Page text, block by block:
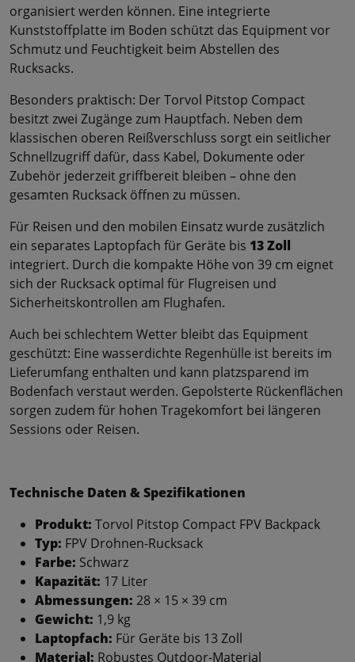
organisiert werden können. Eine integrierte
Kunststoffplatte im Boden schützt das Equipment vor
Schmutz und Feuchtigkeit beim Abstellen des
Rucksacks.
Besonders praktisch: Der Torvol Pitstop Compact
besitzt zwei Zugänge zum Hauptfach. Neben dem
klassischen oberen Reißverschluss sorgt ein seitlicher
Schnellzugriff dafür, dass Kabel, Dokumente oder
Zubehör jederzeit griffbereit bleiben – ohne den
gesamten Rucksack öffnen zu müssen.
Für Reisen und den mobilen Einsatz wurde zusätzlich
ein separates Laptopfach für Geräte bis 13 Zoll
integriert. Durch die kompakte Höhe von 39 cm eignet
sich der Rucksack optimal für Flugreisen und
Sicherheitskontrollen am Flughafen.
Auch bei schlechtem Wetter bleibt das Equipment
geschützt: Eine wasserdichte Regenhülle ist bereits im
Lieferumfang enthalten und kann platzsparend im
Bodenfach verstaut werden. Gepolsterte Rückenflächen
sorgen zudem für hohen Tragekomfort bei längeren
Sessions oder Reisen.
Technische Daten & Spezifikationen
Produkt: Torvol Pitstop Compact FPV Backpack
Typ: FPV Drohnen-Rucksack
Farbe: Schwarz
Kapazität: 17 Liter
Abmessungen: 28 × 15 × 39 cm
Gewicht: 1,9 kg
Laptopfach: Für Geräte bis 13 Zoll
Material: Robustes Outdoor-Material